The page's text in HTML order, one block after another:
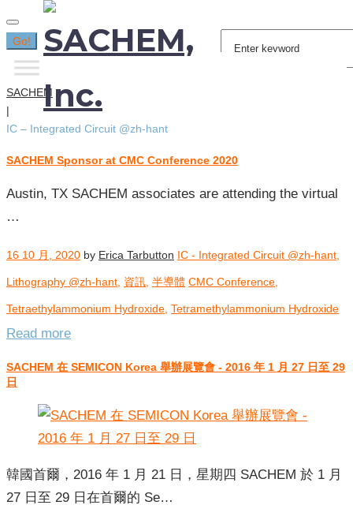
Search
for:
Go!
SACHEM
|
IC – Integrated Circuit @zh-hant
分
IC
–
Circuit
@zh-
SACHEM Sponsor at CMC Conference 2020
Austin, TX SACHEM associates are attending the virtual
…
16 10 月, 2020 by Erica Tarbutton IC - Integrated Circuit @zh-hant,
Lithography @zh-hant, 資訊, 半導體 CMC Conference,
Tetraethylammonium Hydroxide, Tetramethylammonium Hydroxide
Read more
SACHEM 在 SEMICON Korea 舉辦展覽會 - 2016 年 1 月 27 日至 29
日
韓國首爾，2016 年 1 月 21 日，星期四 SACHEM 於 1 月
27 日至 29 日在首爾的 Se…